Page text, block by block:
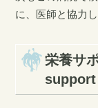
に、医師と協力
栄養サ
support